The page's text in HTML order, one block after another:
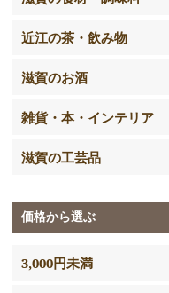
近江の茶・飲み物
滋賀のお酒
雑貨・本・インテリア
滋賀の工芸品
価格から選ぶ
3,000円未満